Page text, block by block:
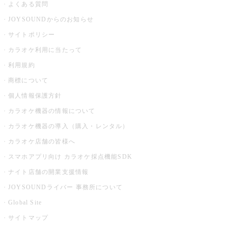
よくある質問
JOYSOUNDからのお知らせ
サイトポリシー
カラオケ利用に当たって
利用規約
商標について
個人情報保護方針
カラオケ機器の情報について
カラオケ機器の導入（購入・レンタル）
カラオケ店舗の皆様へ
スマホアプリ向け カラオケ採点機能SDK
ナイト店舗の開業支援情報
JOYSOUNDライバー 事務所について
Global Site
サイトマップ